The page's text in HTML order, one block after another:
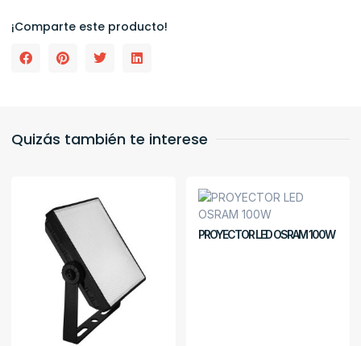
¡Comparte este producto!
Quizás también te interese
PROYECTOR LED OSRAM 100W